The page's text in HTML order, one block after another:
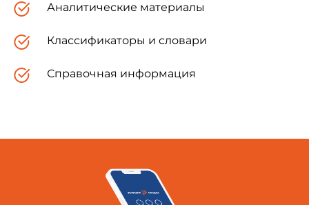
Аналитические материалы
Классификаторы и словари
Справочная информация